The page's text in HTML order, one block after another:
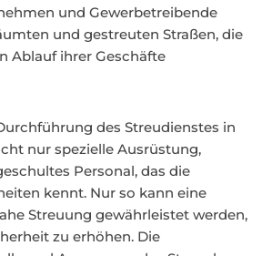
und Gewerbetreibende
und gestreuten Straßen, die
Ablauf ihrer Geschäfte
des Streudienstes in
nur spezielle Ausrüstung,
Personal, das die
kennt. Nur so kann eine
Streuung gewährleistet werden,
zu erhöhen. Die